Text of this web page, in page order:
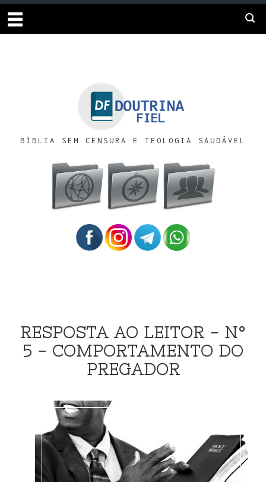
BÍBLIA SEM CENSURA E TEOLOGIA SAUDÁVEL
RESPOSTA AO LEITOR - Nº
5 - COMPORTAMENTO DO
PREGADOR